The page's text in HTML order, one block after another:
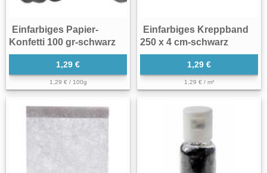
Einfarbiges Papier-
Konfetti 100 gr-schwarz
1,29 €
1,29 € / 100g
Einfarbiges Kreppband
250 x 4 cm-schwarz
1,29 €
1,29 € / m²